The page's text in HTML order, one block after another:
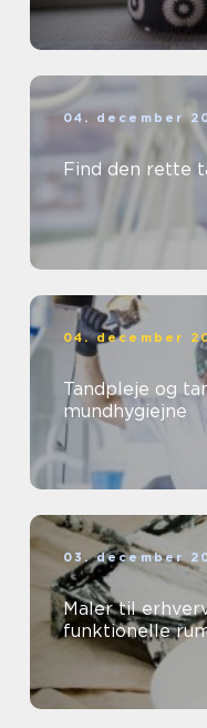
04. december
Find den rette
04. december
Tandpleje og
mundhygiejne
03. december
Maler til
funktionelle